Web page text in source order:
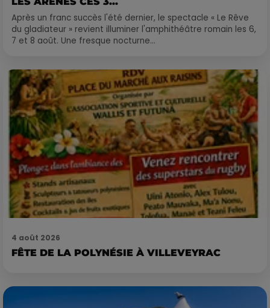
Après un franc succès l'été dernier, le spectacle « Le Rêve
du gladiateur » revient illuminer l'amphithéâtre romain les 6,
7 et 8 août. Une fresque nocturne...
4 août 2026
FÊTE DE LA POLYNÉSIE À VILLEVEYRAC